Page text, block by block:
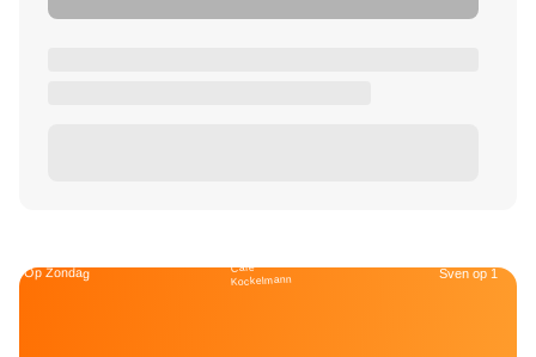
Op Zondag Café
Kockelmann Sven op 1